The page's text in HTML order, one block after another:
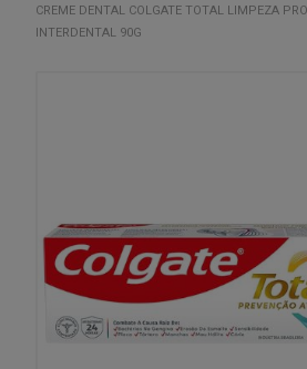
CREME DENTAL COLGATE TOTAL LIMPEZA
INTERDENTAL 90G